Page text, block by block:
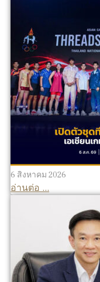
6 สิงหาคม 2026
อ่านต่อ ...